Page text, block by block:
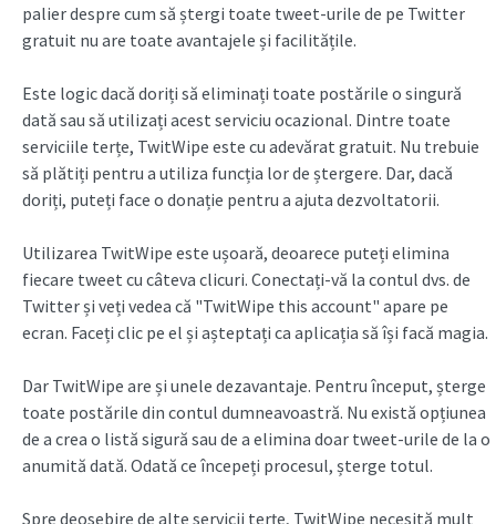
palier despre cum să ștergi toate tweet-urile de pe Twitter
gratuit nu are toate avantajele și facilitățile.
Este logic dacă doriți să eliminați toate postările o singură
dată sau să utilizați acest serviciu ocazional. Dintre toate
serviciile terțe, TwitWipe este cu adevărat gratuit. Nu trebuie
să plătiți pentru a utiliza funcția lor de ștergere. Dar, dacă
doriți, puteți face o donație pentru a ajuta dezvoltatorii.
Utilizarea TwitWipe este ușoară, deoarece puteți elimina
fiecare tweet cu câteva clicuri. Conectați-vă la contul dvs. de
Twitter și veți vedea că "TwitWipe this account" apare pe
ecran. Faceți clic pe el și așteptați ca aplicația să își facă magia.
Dar TwitWipe are și unele dezavantaje. Pentru început, șterge
toate postările din contul dumneavoastră. Nu există opțiunea
de a crea o listă sigură sau de a elimina doar tweet-urile de la o
anumită dată. Odată ce începeți procesul, șterge totul.
Spre deosebire de alte servicii terțe, TwitWipe necesită mult